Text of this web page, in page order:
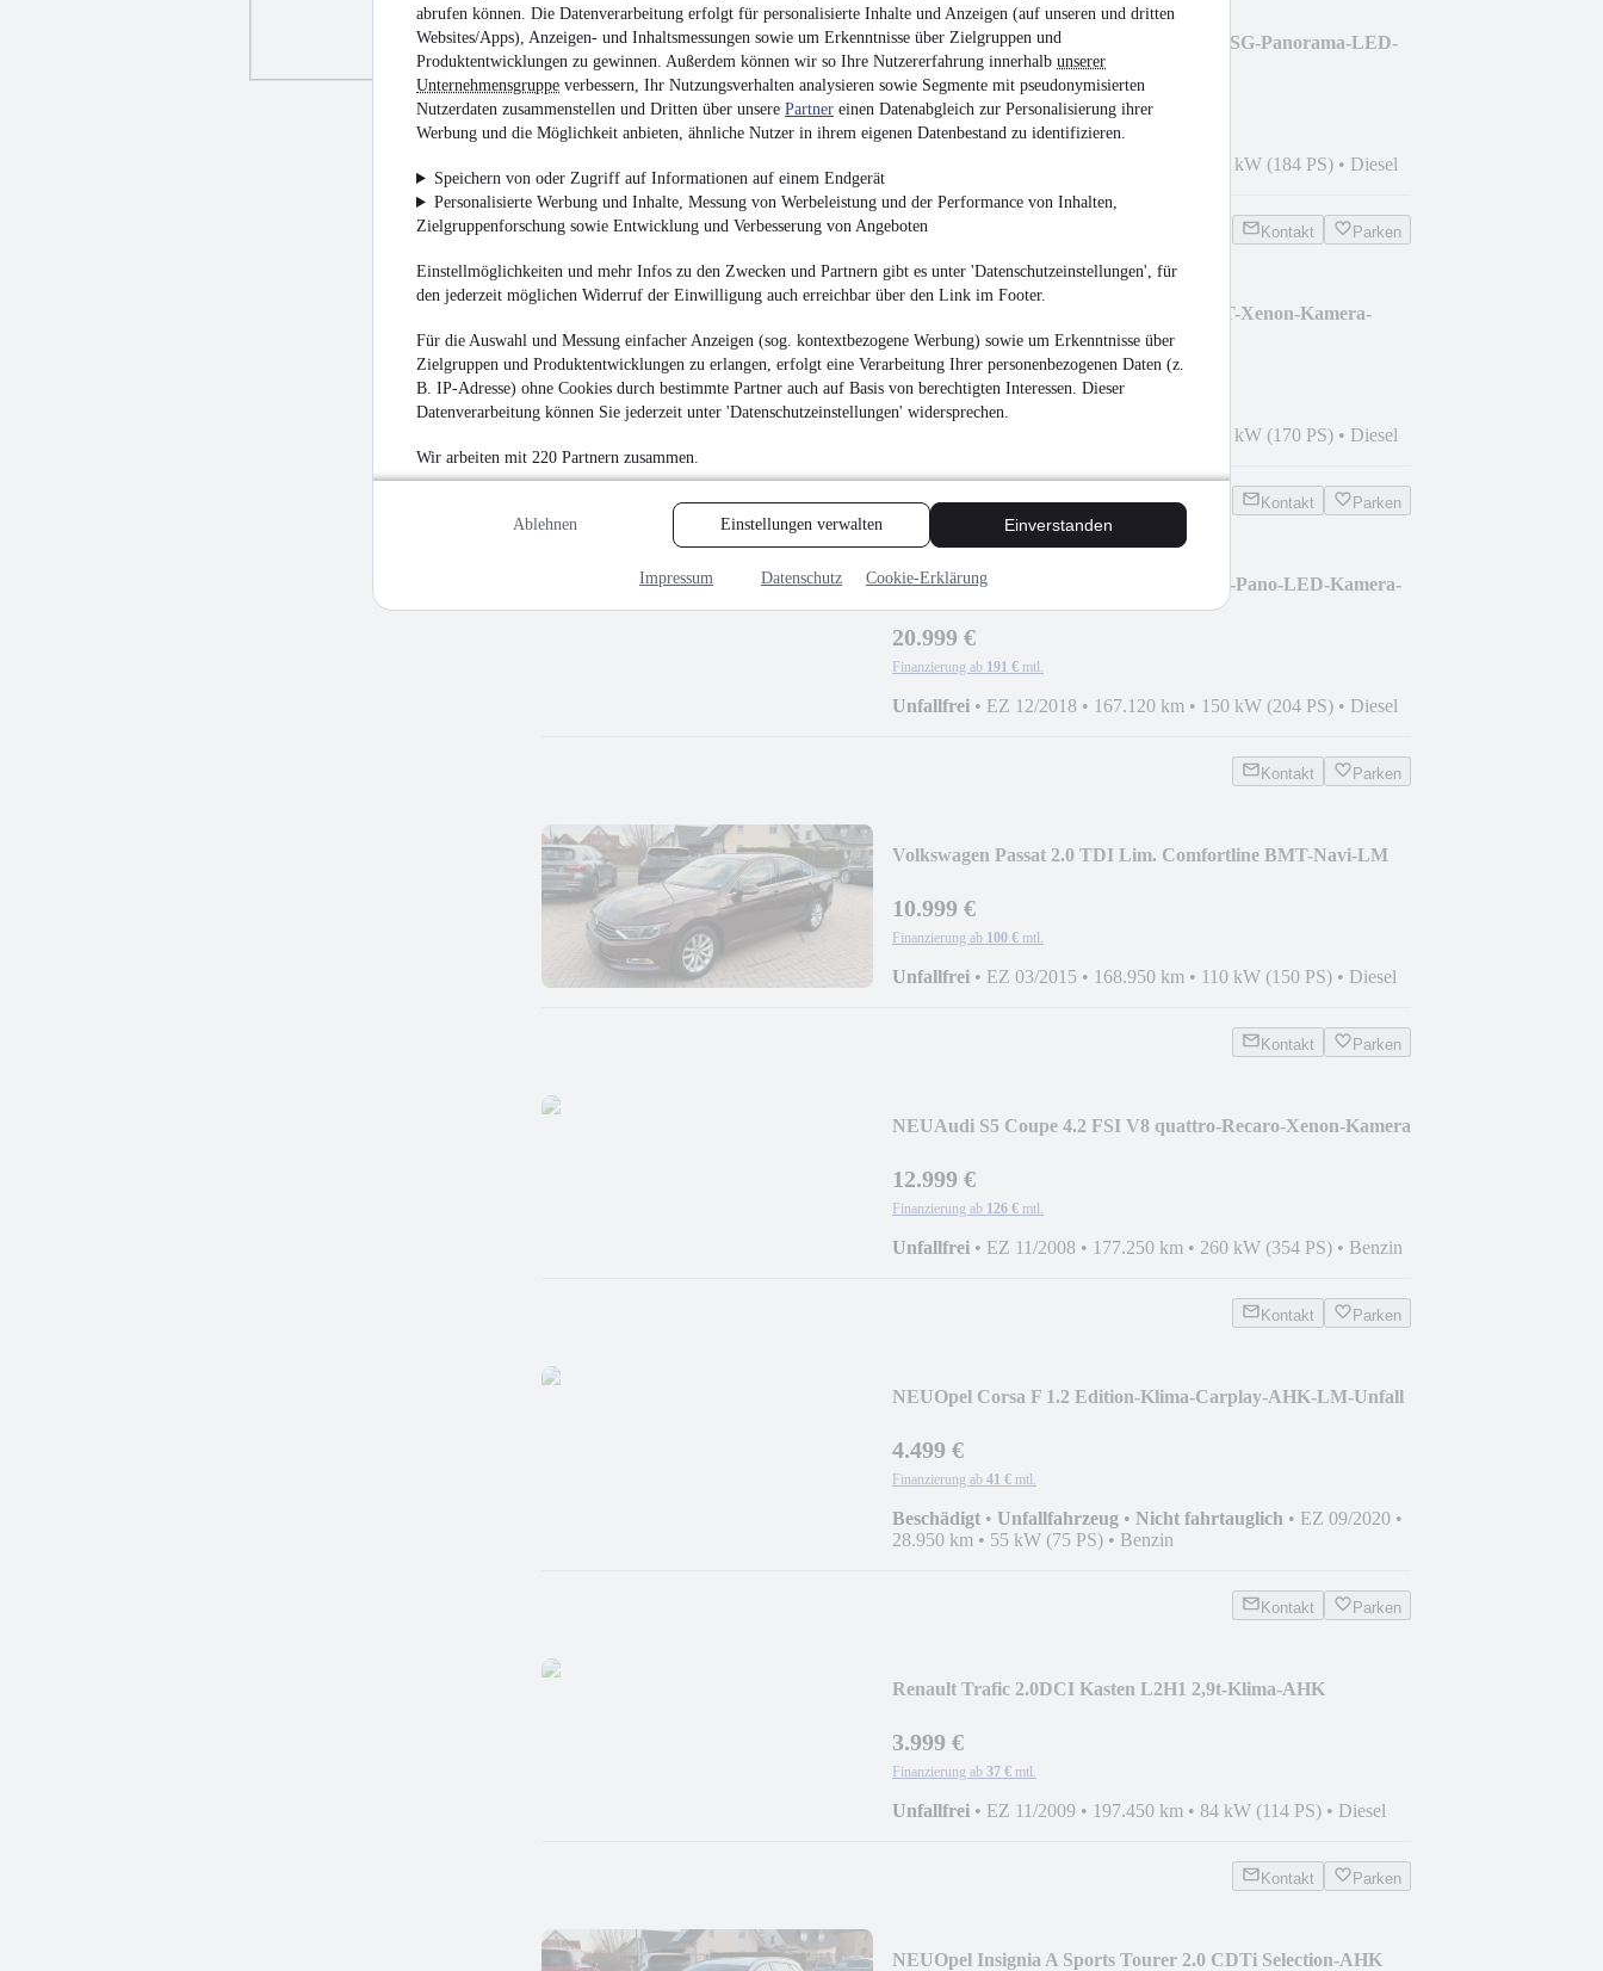
abrufen können. Die Datenverarbeitung erfolgt für personalisierte Inhalte und Anzeigen (auf unseren und dritten
Websites/Apps), Anzeigen- und Inhaltsmessungen sowie um Erkenntnisse über Zielgruppen und
Produktentwicklungen zu gewinnen. Außerdem können wir so Ihre Nutzererfahrung innerhalb unserer
Unternehmensgruppe verbessern, Ihr Nutzungsverhalten analysieren sowie Segmente mit pseudonymisierten
Nutzerdaten zusammenstellen und Dritten über unsere Partner einen Datenabgleich zur Personalisierung ihrer
Werbung und die Möglichkeit anbieten, ähnliche Nutzer in ihrem eigenen Datenbestand zu identifizieren.
Speichern von oder Zugriff auf Informationen auf einem Endgerät
Personalisierte Werbung und Inhalte, Messung von Werbeleistung und der Performance von Inhalten,
Zielgruppenforschung sowie Entwicklung und Verbesserung von Angeboten
Einstellmöglichkeiten und mehr Infos zu den Zwecken und Partnern gibt es unter 'Datenschutzeinstellungen', für
den jederzeit möglichen Widerruf der Einwilligung auch erreichbar über den Link im Footer.
Für die Auswahl und Messung einfacher Anzeigen (sog. kontextbezogene Werbung) sowie um Erkenntnisse über
Zielgruppen und Produktentwicklungen zu erlangen, erfolgt eine Verarbeitung Ihrer personenbezogenen Daten (z.
B. IP-Adresse) ohne Cookies durch bestimmte Partner auch auf Basis von berechtigten Interessen. Dieser
Datenverarbeitung können Sie jederzeit unter 'Datenschutzeinstellungen' widersprechen.
Wir arbeiten mit 220 Partnern zusammen.
Ablehnen Einstellungen verwalten Einverstanden
Impressum Datenschutz Cookie-Erklärung
NEUSkoda Octavia 2.0 TDI RS Combi-DSG-Panorama-LED-
Kamera
17.299 €
Finanzierung ab 157 € mtl.
135 kW (184 PS) • Diesel
Kontakt Parken
Volkswagen Passat CC 2.0TDI DSG BMT-Xenon-Kamera-
ACC-LM 18
10.990 €
Finanzierung ab 100 € mtl.
125 kW (170 PS) • Diesel
Kontakt Parken
NEUAudi A6 Avant 40 TDI Mild-Hybrid -Pano-LED-Kamera-
ACC
20.999 €
Finanzierung ab 191 € mtl.
Unfallfrei • EZ 12/2018 • 167.120 km • 150 kW (204 PS) • Diesel
Kontakt Parken
Volkswagen Passat 2.0 TDI Lim. Comfortline BMT-Navi-LM
10.999 €
Finanzierung ab 100 € mtl.
Unfallfrei • EZ 03/2015 • 168.950 km • 110 kW (150 PS) • Diesel
Kontakt Parken
NEUAudi S5 Coupe 4.2 FSI V8 quattro-Recaro-Xenon-Kamera
12.999 €
Finanzierung ab 126 € mtl.
Unfallfrei • EZ 11/2008 • 177.250 km • 260 kW (354 PS) • Benzin
Kontakt Parken
NEUOpel Corsa F 1.2 Edition-Klima-Carplay-AHK-LM-Unfall
4.499 €
Finanzierung ab 41 € mtl.
Beschädigt • Unfallfahrzeug • Nicht fahrtauglich • EZ 09/2020 •
28.950 km • 55 kW (75 PS) • Benzin
Kontakt Parken
Renault Trafic 2.0DCI Kasten L2H1 2,9t-Klima-AHK
3.999 €
Finanzierung ab 37 € mtl.
Unfallfrei • EZ 11/2009 • 197.450 km • 84 kW (114 PS) • Diesel
Kontakt Parken
NEUOpel Insignia A Sports Tourer 2.0 CDTi Selection-AHK